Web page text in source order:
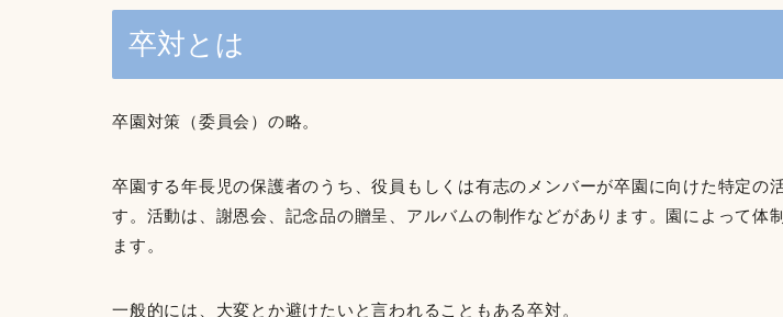
卒対とは
卒園対策（委員会）の略。
卒園する年長児の保護者のうち、役員もしくは有志のメンバーが卒園に向けた特定の
す。活動は、謝恩会、記念品の贈呈、アルバムの制作などがあります。園によって体
ます。
一般的には、大変とか避けたいと言われることもある卒対。